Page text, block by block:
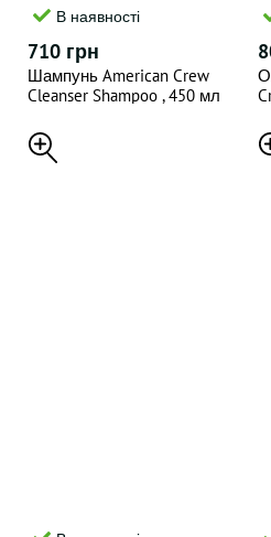
В наявності
710 грн
Шампунь American Crew
Cleanser Shampoo , 450 мл